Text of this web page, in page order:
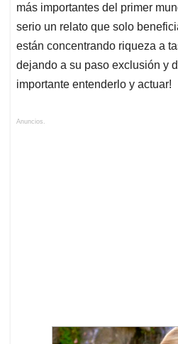
más importantes del primer
serio un relato que solo
están concentrando riqueza a
dejando a su paso exclusión y
importante entenderlo y actuar!
Anuncios.